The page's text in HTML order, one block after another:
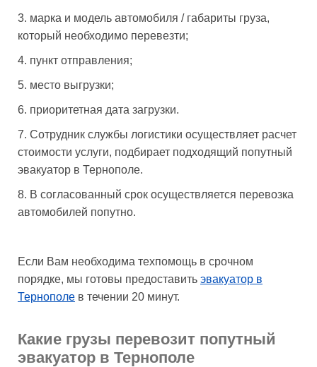
марка и модель автомобиля / габариты груза,
который необходимо перевезти;
пункт отправления;
место выгрузки;
приоритетная дата загрузки.
Сотрудник службы логистики осуществляет расчет
стоимости услуги, подбирает подходящий попутный
эвакуатор в Тернополе.
В согласованный срок осуществляется перевозка
автомобилей попутно.
Если Вам необходима техпомощь в срочном
порядке, мы готовы предоставить эвакуатор в
Тернополе в течении 20 минут.
Какие грузы перевозит попутный
эвакуатор в Тернополе